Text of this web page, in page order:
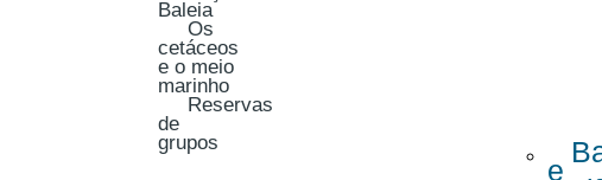
Baleia
Os
cetáceos
e o meio
marinho
Reservas
de
grupos
e